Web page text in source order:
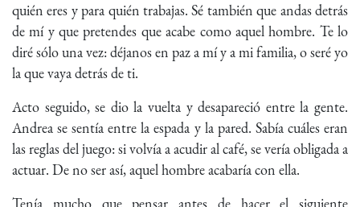
quién eres y para quién trabajas. Sé también que andas detrás
de mí y que pretendes que acabe como aquel hombre. Te lo
diré sólo una vez: déjanos en paz a mí y a mi familia, o seré yo
la que vaya detrás de ti.
Acto seguido, se dio la vuelta y desapareció entre la gente.
Andrea se sentía entre la espada y la pared. Sabía cuáles eran
las reglas del juego: si volvía a acudir al café, se vería obligada a
actuar. De no ser así, aquel hombre acabaría con ella.